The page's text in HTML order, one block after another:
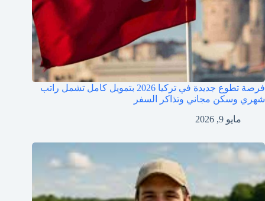
فرصة تطوع جديدة في تركيا 2026 بتمويل كامل تشمل راتب
شهري وسكن مجاني وتذاكر السفر
مايو 9, 2026